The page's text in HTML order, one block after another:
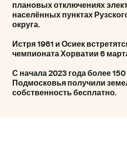
плановых отключениях
населённых пунктах
округа.
Истря 1961 и Осиек
чемпионата Хорватии 6
С начала 2023 года более
Подмосковья получили
собственность бесплатно.